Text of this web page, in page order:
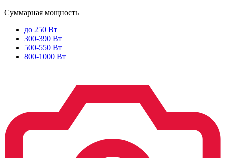
Суммарная мощность
до 250 Вт
300-390 Вт
500-550 Вт
800-1000 Вт